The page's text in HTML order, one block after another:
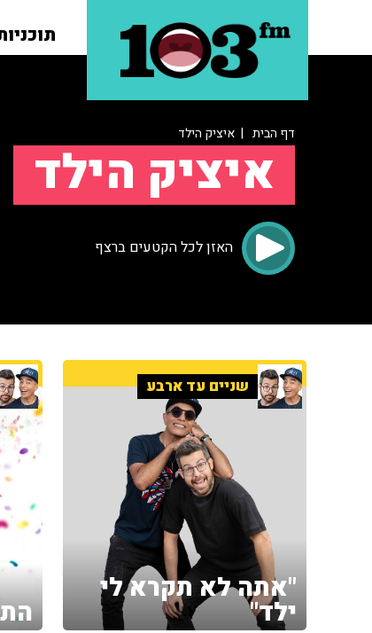
דף הבית | איציק הילד
איציק הילד
האזן לכל הקטעים ברצף
שניים עד ארבע
"אתה לא תקרא לי
ילד"